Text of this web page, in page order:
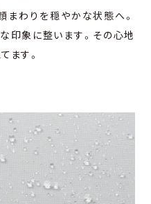
まわりを穏やかな状態へ。
印象に整います。その⼼地
ます。